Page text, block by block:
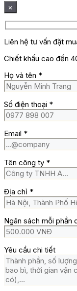
×
Liên hệ tư vấn đặt
Chiết khấu cao đến
Họ và tên *
Số điện thoại *
Email *
Tên công ty *
Địa chỉ *
Ngân sách mỗi phần
Yêu cầu chi tiết